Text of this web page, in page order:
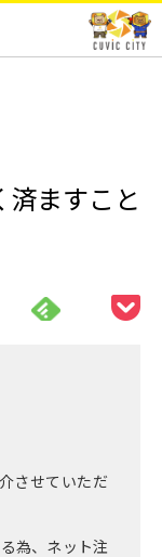
済ますこと
させていただ
為、ネット注